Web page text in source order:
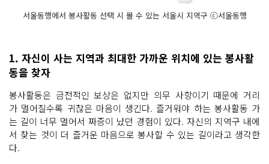
서울동행에서 봉사활동 선택 시 볼 수 있는 서울시 지역구 ⓒ서울동행
1. 자신이 사는 지역과 최대한 가까운 위치에 있는 봉사활
동을 찾자
봉사활동은 금전적인 보상은 없지만 의무 사항이기 때문에 거리
가 멀어질수록 귀찮은 마음이 생긴다. 즐거워야 하는 봉사활동 가
는 길이 너무 멀어서 짜증이 났던 경험이 있다. 자신의 지역구 내에
서 찾는 것이 더 즐거운 마음으로 봉사할 수 있는 길이라고 생각한
다.